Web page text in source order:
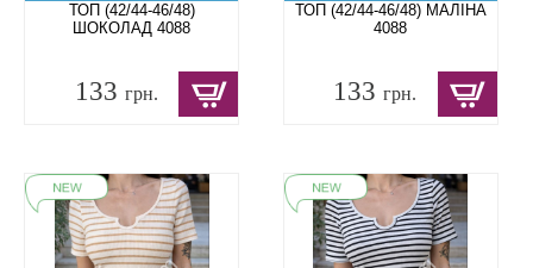
ТОП (42/44-46/48)
ШОКОЛАД 4088
133 грн.
ТОП (42/44-46/48) МАЛІНА
4088
133грн.